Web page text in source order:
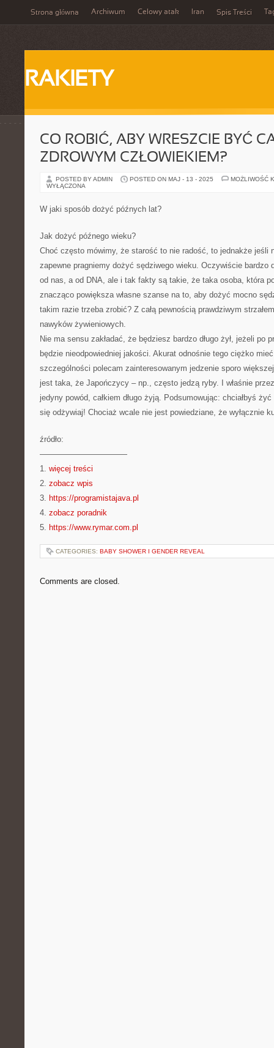
Strona główna Archiwum Celowy atak Iran Spis Treści
RAKIETY
CO ROBIĆ, ABY WRESZCIE BYĆ
ZDROWYM CZŁOWIEKIEM?
POSTED BY ADMIN POSTED ON MAJ - 13 - 2025
MOŻLIWOŚĆ
WYŁĄCZONA
W jaki sposób dożyć późnych lat?
Jak dożyć późnego wieku?
Choć często mówimy, że starość to nie radość, to jednakże jeśli
zapewne pragniemy dożyć sędziwego wieku. Oczywiście bardzo
od nas, a od DNA, ale i tak fakty są takie, że taka osoba, która
znacząco powiększa własne szanse na to, aby dożyć mocno
takim razie trzeba zrobić? Z całą pewnością prawdziwym
nawyków żywieniowych.
Nie ma sensu zakładać, że będziesz bardzo długo żył, jeżeli po
będzie nieodpowiedniej jakości. Akurat odnośnie tego ciężko
szczególności polecam zainteresowanym jedzenie sporo
jest taka, że Japończycy – np., często jedzą ryby. I właśnie
jedyny powód, całkiem długo żyją. Podsumowując: chciałbyś żyć
się odżywiaj! Chociaż wcale nie jest powiedziane, że wyłącznie
źródło:
———————————
1. więcej treści
2. zobacz wpis
3. https://programistajava.pl
4. zobacz poradnik
5. https://www.rymar.com.pl
CATEGORIES: BABY SHOWER I GENDER REVEAL
Comments are closed.